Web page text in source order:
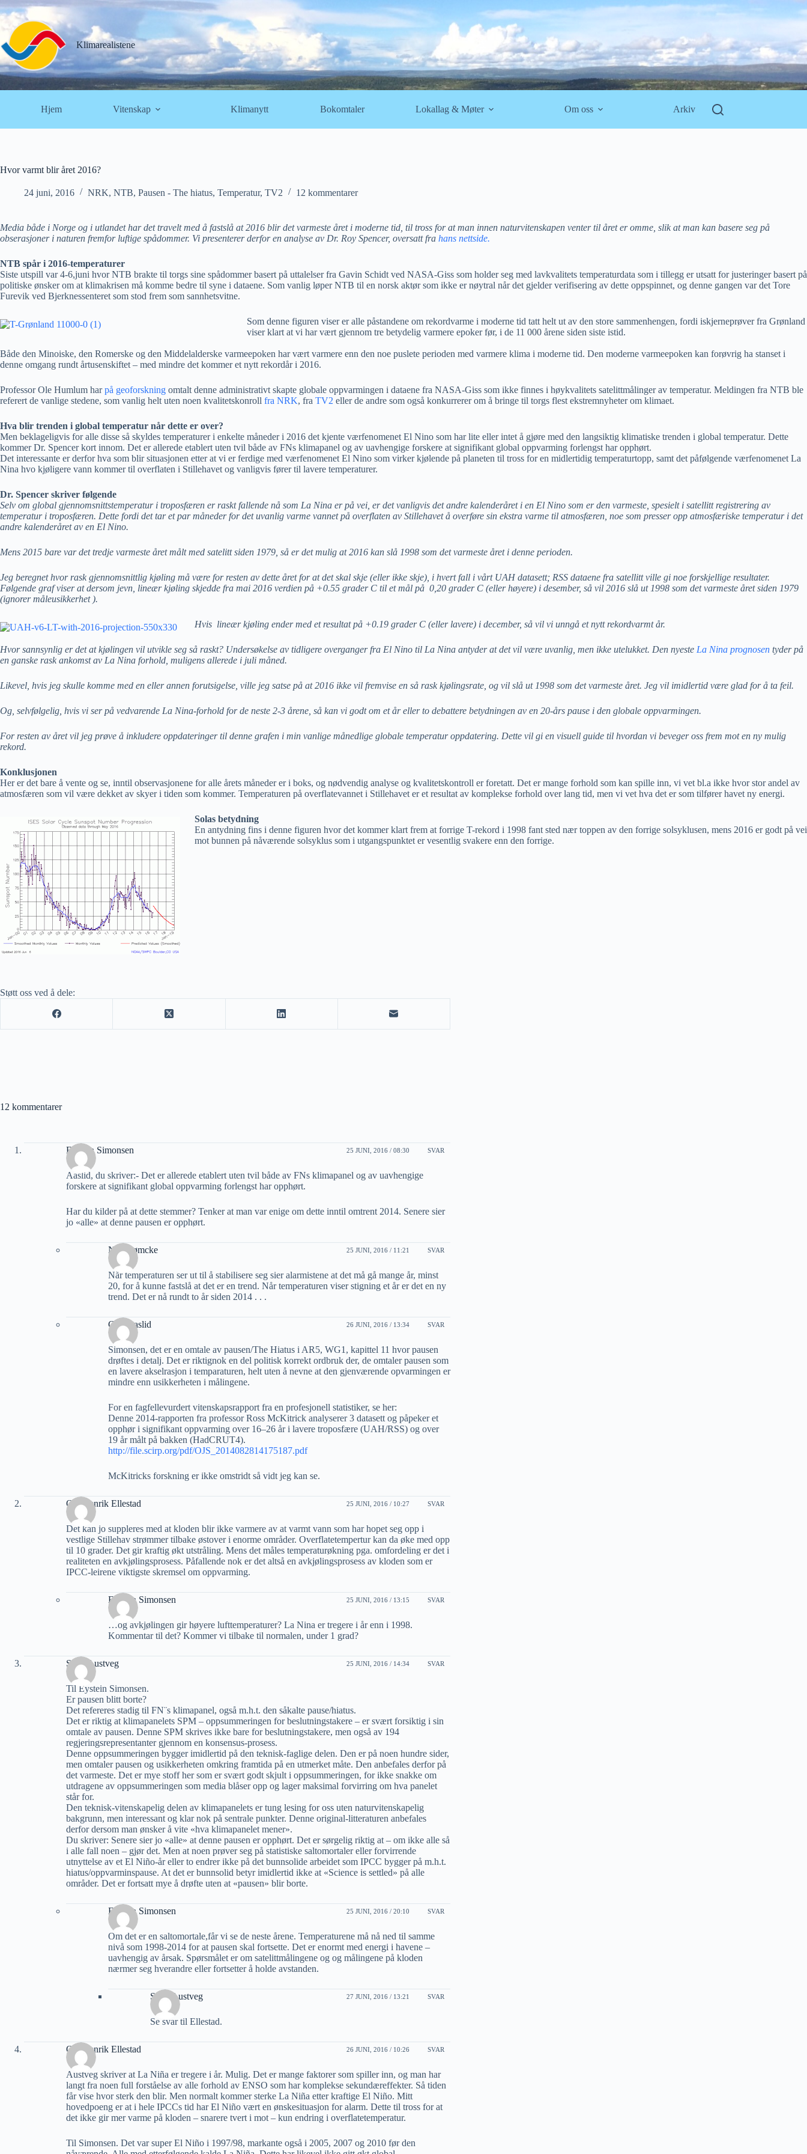
Hopp
til
innholdet
Klimarealistene
Hjem Vitenskap Klimanytt Bokomtaler Lokallag & Møter Om oss Arkiv
Hvor varmt blir året 2016?
24 juni, 2016 NRK, NTB, Pausen - The hiatus, Temperatur, TV2 12 kommentarer
Media både i Norge og i utlandet har det travelt med å fastslå at 2016 blir det varmeste året i moderne tid, til tross for at man innen naturvitenskapen venter til året er omme, slik at man kan basere seg på
obserasjoner i naturen fremfor luftige spådommer. Vi presenterer derfor en analyse av Dr. Roy Spencer, oversatt fra hans nettside.
NTB spår i 2016-temperaturer
Siste utspill var 4-6,juni hvor NTB brakte til torgs sine spådommer basert på uttalelser fra Gavin Schidt ved NASA-Giss som holder seg med lavkvalitets temperaturdata som i tillegg er utsatt for justeringer basert på
politiske ønsker om at klimakrisen må komme bedre til syne i dataene. Som vanlig løper NTB til en norsk aktør som ikke er nøytral når det gjelder verifisering av dette oppspinnet, og denne gangen var det Tore
Furevik ved Bjerknessenteret som stod frem som sannhetsvitne.
Som denne figuren viser er alle påstandene om rekordvarme i moderne tid tatt helt ut av den store sammenhengen, fordi iskjerneprøver fra Grønland
viser klart at vi har vært gjennom tre betydelig varmere epoker før, i de 11 000 årene siden siste istid.
Både den Minoiske, den Romerske og den Middelalderske varmeepoken har vært varmere enn den noe puslete perioden med varmere klima i moderne tid. Den moderne varmeepoken kan forøvrig ha stanset i
denne omgang rundt årtusenskiftet – med mindre det kommer et nytt rekordår i 2016.
Professor Ole Humlum harpå geoforskning omtalt denne administrativt skapte globale oppvarmingen i dataene fra NASA-Giss som ikke finnes i høykvalitets satelittmålinger av temperatur. Meldingen fra NTB ble
referert de vanlige stedene, som vanlig helt uten noen kvalitetskonroll fra NRK, fra TV2 eller de andre som også konkurrerer om å bringe til torgs flest ekstremnyheter om klimaet.
Hva blir trenden i global temperatur når dette er over?
Men beklageligvis for alle disse så skyldes temperaturer i enkelte måneder i 2016 det kjente værfenomenet El Nino som har lite eller intet å gjøre med den langsiktig klimatiske trenden i global temperatur. Dette
kommer Dr. Spencer kort innom. Det er allerede etablert uten tvil både av FNs klimapanel og av uavhengige forskere at signifikant global oppvarming forlengst har opphørt.
Det interessante er derfor hva som blir situasjonen etter at vi er ferdige med værfenomenet El Nino som virker kjølende på planeten til tross for en midlertidig temperaturtopp, samt det påfølgende værfenomenet La
Nina hvo kjøligere vann kommer til overflaten i Stillehavet og vanligvis fører til lavere temperaturer.
Dr. Spencer skriver følgende
Selv om global gjennomsnittstemperatur i troposfæren er raskt fallende nå som La Nina er på vei, er det vanligvis det andre kalenderåret i en El Nino som er den varmeste, spesielt i satellitt registrering av
temperatur i troposfæren. Dette fordi det tar et par måneder for det uvanlig varme vannet på overflaten av Stillehavet å overføre sin ekstra varme til atmosfæren, noe som presser opp atmosfæriske temperatur i det
andre kalenderåret av en El Nino.
Mens 2015 bare var det tredje varmeste året målt med satelitt siden 1979, så er det mulig at 2016 kan slå 1998 som det varmeste året i denne perioden.
Jeg beregnet hvor rask gjennomsnittlig kjøling må være for resten av dette året for at det skal skje (eller ikke skje), i hvert fall i vårt UAH datasett; RSS dataene fra satellitt ville gi noe forskjellige resultater.
Følgende graf viser at dersom jevn, lineær kjøling skjedde fra mai 2016 verdien på +0.55 grader C til et mål på 0,20 grader C (eller høyere) i desember, så vil 2016 slå ut 1998 som det varmeste året siden 1979
(ignorer måleusikkerhet ).
Hvis lineær kjøling ender med et resultat på +0.19 grader C (eller lavere) i december, så vil vi unngå et nytt rekordvarmt år.
Hvor sannsynlig er det at kjølingen vil utvikle seg så raskt? Undersøkelse av tidligere overganger fra El Nino til La Nina antyder at det vil være uvanlig, men ikke utelukket. Den nyeste La Nina prognosen tyder på
en ganske rask ankomst av La Nina forhold, muligens allerede i juli måned.
Likevel, hvis jeg skulle komme med en eller annen forutsigelse, ville jeg satse på at 2016 ikke vil fremvise en så rask kjølingsrate, og vil slå ut 1998 som det varmeste året. Jeg vil imidlertid være glad for å ta feil.
Og, selvfølgelig, hvis vi ser på vedvarende La Nina-forhold for de neste 2-3 årene, så kan vi godt om et år eller to debattere betydningen av en 20-års pause i den globale oppvarmingen.
For resten av året vil jeg prøve å inkludere oppdateringer til denne grafen i min vanlige månedlige globale temperatur oppdatering. Dette vil gi en visuell guide til hvordan vi beveger oss frem mot en ny mulig
rekord.
Konklusjonen
Her er det bare å vente og se, inntil observasjonene for alle årets måneder er i boks, og nødvendig analyse og kvalitetskontroll er foretatt. Det er mange forhold som kan spille inn, vi vet bl.a ikke hvor stor andel av
atmosfæren som vil være dekket av skyer i tiden som kommer. Temperaturen på overflatevannet i Stillehavet er et resultat av komplekse forhold over lang tid, men vi vet hva det er som tilfører havet ny energi.
Solas betydning
En antydning fins i denne figuren hvor det kommer klart frem at forrige T-rekord i 1998 fant sted nær toppen av den forrige solsyklusen, mens 2016 er godt på vei
mot bunnen på nåværende solsyklus som i utgangspunktet er vesentlig svakere enn den forrige.
Støtt oss ved å dele:
12 kommentarer
Eystein Simonsen 25 JUNI, 2016 / 08:30 SVAR
Aaslid, du skriver:- Det er allerede etablert uten tvil både av FNs klimapanel og av uavhengige
forskere at signifikant global oppvarming forlengst har opphørt.
Har du kilder på at dette stemmer? Tenker at man var enige om dette inntil omtrent 2014. Senere sier
jo «alle» at denne pausen er opphørt.
Nils Rømcke 25 JUNI, 2016 / 11:21 SVAR
Når temperaturen ser ut til å stabilisere seg sier alarmistene at det må gå mange år, minst
20, for å kunne fastslå at det er en trend. Når temperaturen viser stigning et år er det en ny
trend. Det er nå rundt to år siden 2014 . . .
Geir Aaslid 26 JUNI, 2016 / 13:34 SVAR
Simonsen, det er en omtale av pausen/The Hiatus i AR5, WG1, kapittel 11 hvor pausen
drøftes i detalj. Det er riktignok en del politisk korrekt ordbruk der, de omtaler pausen som
en lavere akselrasjon i temparaturen, helt uten å nevne at den gjenværende opvarmingen er
mindre enn usikkerheten i målingene.
For en fagfellevurdert vitenskapsrapport fra en profesjonell statistiker, se her:
Denne 2014-rapporten fra professor Ross McKitrick analyserer 3 datasett og påpeker et
opphør i signifikant oppvarming over 16–26 år i lavere troposfære (UAH/RSS) og over
19 år målt på bakken (HadCRUT4).
http://file.scirp.org/pdf/OJS_2014082814175187.pdf
McKitricks forskning er ikke omstridt så vidt jeg kan se.
Ole Henrik Ellestad 25 JUNI, 2016 / 10:27 SVAR
Det kan jo suppleres med at kloden blir ikke varmere av at varmt vann som har hopet seg opp i
vestlige Stillehav strømmer tilbake østover i enorme områder. Overflatetempertur kan da øke med opp
til 10 grader. Det gir kraftig økt utstråling. Mens det måles temperaturøkning pga. omfordeling er det i
realiteten en avkjølingsprosess. Påfallende nok er det altså en avkjølingsprosess av kloden som er
IPCC-leirene viktigste skremsel om oppvarming.
Eystein Simonsen 25 JUNI, 2016 / 13:15 SVAR
…og avkjølingen gir høyere lufttemperaturer? La Nina er tregere i år enn i 1998.
Kommentar til det? Kommer vi tilbake til normalen, under 1 grad?
Stein Austveg 25 JUNI, 2016 / 14:34 SVAR
Til Eystein Simonsen.
Er pausen blitt borte?
Det refereres stadig til FN¨s klimapanel, også m.h.t. den såkalte pause/hiatus.
Det er riktig at klimapanelets SPM – oppsummeringen for beslutningstakere – er svært forsiktig i sin
omtale av pausen. Denne SPM skrives ikke bare for beslutningstakere, men også av 194
regjeringsrepresentanter gjennom en konsensus-prosess.
Denne oppsummeringen bygger imidlertid på den teknisk-faglige delen. Den er på noen hundre sider,
men omtaler pausen og usikkerheten omkring framtida på en utmerket måte. Den anbefales derfor på
det varmeste. Det er mye stoff her som er svært godt skjult i oppsummeringen, for ikke snakke om
utdragene av oppsummeringen som media blåser opp og lager maksimal forvirring om hva panelet
står for.
Den teknisk-vitenskapelig delen av klimapanelets er tung lesing for oss uten naturvitenskapelig
bakgrunn, men interessant og klar nok på sentrale punkter. Denne original-litteraturen anbefales
derfor dersom man ønsker å vite «hva klimapanelet mener».
Du skriver: Senere sier jo «alle» at denne pausen er opphørt. Det er sørgelig riktig at – om ikke alle så
i alle fall noen – gjør det. Men at noen prøver seg på statistiske saltomortaler eller forvirrende
utnyttelse av et El Niño-år eller to endrer ikke på det bunnsolide arbeidet som IPCC bygger på m.h.t.
hiatus/oppvarminspause. At det er bunnsolid betyr imidlertid ikke at «Science is settled» på alle
områder. Det er fortsatt mye å drøfte uten at «pausen» blir borte.
Eystein Simonsen 25 JUNI, 2016 / 20:10 SVAR
Om det er en saltomortale,får vi se de neste årene. Temperaturene må nå ned til samme
nivå som 1998-2014 for at pausen skal fortsette. Det er enormt med energi i havene –
uavhengig av årsak. Spørsmålet er om satelittmålingene og og målingene på kloden
nærmer seg hverandre eller fortsetter å holde avstanden.
Stein Austveg 27 JUNI, 2016 / 13:21 SVAR
Se svar til Ellestad.
Ole Henrik Ellestad 26 JUNI, 2016 / 10:26 SVAR
Austveg skriver at La Niña er tregere i år. Mulig. Det er mange faktorer som spiller inn, og man har
langt fra noen full forståelse av alle forhold av ENSO som har komplekse sekundæreffekter. Så tiden
får vise hvor sterk den blir. Men normalt kommer sterke La Niña etter kraftige El Niño. Mitt
hovedpoeng er at i hele IPCCs tid har El Niño vært en ønskesituasjon for alarm. Dette til tross for at
det ikke gir mer varme på kloden – snarere tvert i mot – kun endring i overflatetemperatur.
Til Simonsen. Det var super El Niño i 1997/98, markante også i 2005, 2007 og 2010 før den